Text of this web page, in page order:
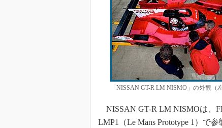
「NISSAN GT-R LM NISMO」の外観
NISSAN GT-R LM NISMOは、
LMP1（Le Mans Prototype 1）で